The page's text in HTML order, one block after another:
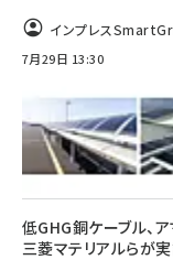
インプレス
7月29日 13:30
低GHG銅ケーブル、
三菱マテリアルらが